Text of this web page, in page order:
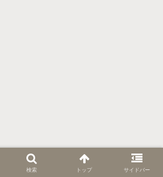
検索 トップ サイドバー